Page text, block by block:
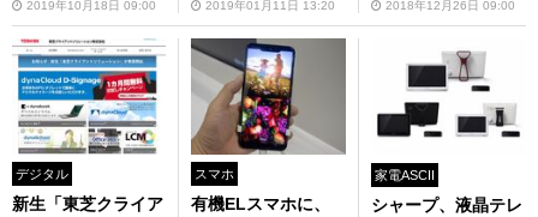
2019年10月18日 09:00 2019年01月11日 13:20 2018年12月26日 09:00
デジタル
新生「東芝クライア
スマホ
有機ELスマホに、
家電ASCII
シャープ、液晶テレ